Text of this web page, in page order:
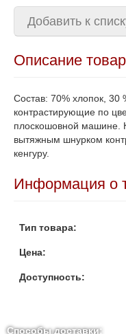
Добавить к
Описание
Состав: 70% хлопок, 30
контрастирующие по
плоскошовной машине.
вытяжным шнурком
кенгуру.
Информация о
Тип товара:
Цена:
Доступность:
Способы доставки: